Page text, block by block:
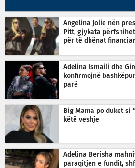
Angelina Jolie nën
Pitt, gjykata
për të dhënat
Adelina Ismaili dhe
konfirmojnë
parë
Big Mama po duket si
këtë veshje
Adelina Berisha
paraqitjen e fundit,